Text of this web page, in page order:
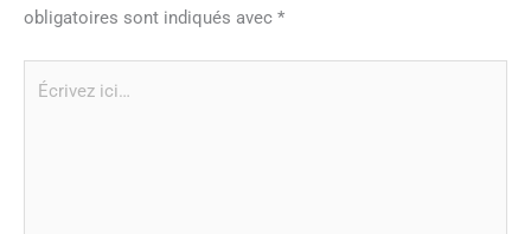
obligatoires sont indiqués avec *